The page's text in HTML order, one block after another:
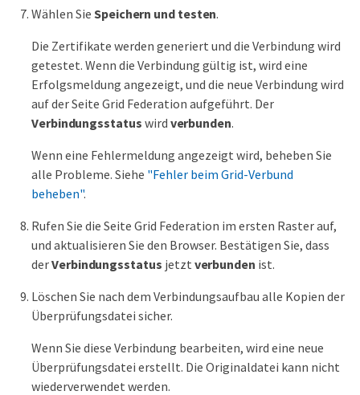
Wählen Sie Speichern und testen.
Die Zertifikate werden generiert und die Verbindung wird
getestet. Wenn die Verbindung gültig ist, wird eine
Erfolgsmeldung angezeigt, und die neue Verbindung wird
auf der Seite Grid Federation aufgeführt. Der
Verbindungsstatus wird verbunden.
Wenn eine Fehlermeldung angezeigt wird, beheben Sie
alle Probleme. Siehe "Fehler beim Grid-Verbund
beheben".
Rufen Sie die Seite Grid Federation im ersten Raster auf,
und aktualisieren Sie den Browser. Bestätigen Sie, dass
derVerbindungsstatus jetzt verbunden ist.
Löschen Sie nach dem Verbindungsaufbau alle Kopien der
Überprüfungsdatei sicher.
Wenn Sie diese Verbindung bearbeiten, wird eine neue
Überprüfungsdatei erstellt. Die Originaldatei kann nicht
wiederverwendet werden.